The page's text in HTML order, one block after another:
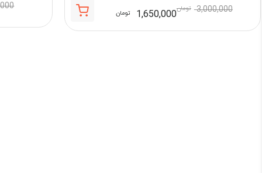
3,000,000 تومان1,650,000 تومان